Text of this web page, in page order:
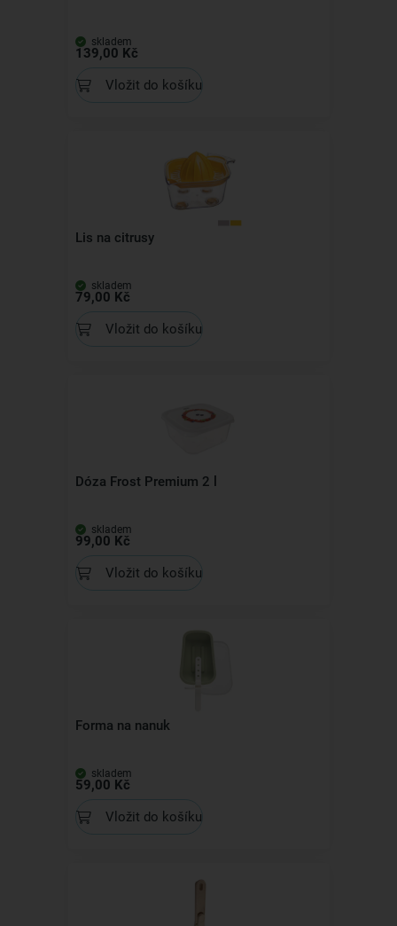
skladem
139,00 Kč
Vložit do košíku
Lis na citrusy
skladem
79,00 Kč
Vložit do košíku
Dóza Frost Premium 2 l
skladem
99,00 Kč
Vložit do košíku
Forma na nanuk
skladem
59,00 Kč
Vložit do košíku